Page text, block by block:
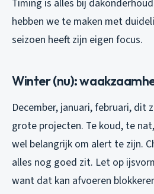
Timing is alles bij
hebben we te maken met
seizoen heeft zijn eigen focus.
Winter (nu):
December, januari, februari, dit
grote projecten. Te koud, te
wel belangrijk om alert te zijn.
alles nog goed zit. Let op
want dat kan afvoeren